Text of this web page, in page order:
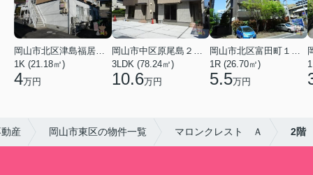
岡山市北区津島福居１丁目
1K (21.18㎡)
4万円
岡山市中区原尾島２丁目
3LDK (78.24㎡)
10.6万円
岡山市北区富田町１丁目
1R (26.70㎡)
5.5万円
産 岡山市東区の物件一覧 マロンクレスト Ａ 2階